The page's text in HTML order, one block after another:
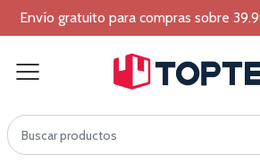
Envío gratuito para compras sobre